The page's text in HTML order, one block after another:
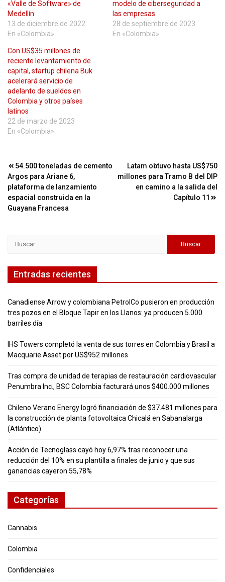
«Valle de Software» de
Medellín
13 de diciembre de 2022
En «Colombia»
modelo de ciberseguridad a
las empresas
28 de septiembre de 2023
En «Colombia»
Con US$35 millones de
reciente levantamiento de
capital, startup chilena Buk
acelerará servicio de
adelanto de sueldos en
Colombia y otros países
latinos
22 de marzo de 2023
En «Colombia»
Navegación
de
entradas
54.500 toneladas de cemento
Argos para Ariane 6,
plataforma de lanzamiento
espacial construida en la
Guayana Francesa
Latam obtuvo hasta US$750
millones para Tramo B del DIP
en camino a la salida del
Capítulo 11
Entradas recientes
Canadiense Arrow y colombiana PetrolCo pusieron en producción
tres pozos en el Bloque Tapir en los Llanos: ya producen 5.000
barriles día
IHS Towers completó la venta de sus torres en Colombia y Brasil a
Macquarie Asset por US$952 millones
Tras compra de unidad de terapias de restauración cardiovascular
Penumbra Inc., BSC Colombia facturará unos $400.000 millones
Chileno Verano Energy logró financiación de $37.481 millones para
la construcción de planta fotovoltaica Chicalá en Sabanalarga
(Atlántico)
Acción de Tecnoglass cayó hoy 6,97% tras reconocer una
reducción del 10% en su plantilla a finales de junio y que sus
ganancias cayeron 55,78%
Categorías
Cannabis
Colombia
Confidenciales